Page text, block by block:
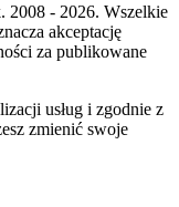
2008 - 2026. Wszelkie
akceptację
za publikowane
usług i zgodnie z
zmienić swoje